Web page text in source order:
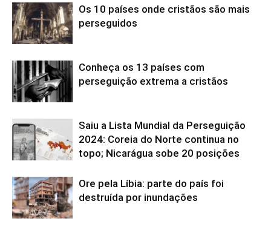
Os 10 países onde cristãos são mais
perseguidos
Conheça os 13 países com
perseguição extrema a cristãos
Saiu a Lista Mundial da Perseguição
2024: Coreia do Norte continua no
topo; Nicarágua sobe 20 posições
Ore pela Líbia: parte do país foi
destruída por inundações